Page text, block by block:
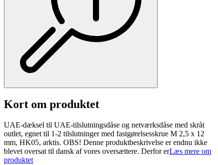
Kort om produktet
UAE-dæksel til UAE-tilslutningsdåse og netværksdåse med skråt
outlet, egnet til 1-2 tilslutninger med fastgørelsesskrue M 2,5 x 12
mm, HK05, arktis. OBS! Denne produktbeskrivelse er endnu ikke
blevet oversat til dansk af vores oversættere. Derfor erLæs mere om
produktet